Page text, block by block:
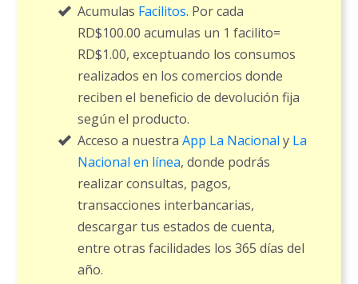
Acumulas Facilitos. Por cada
RD$100.00 acumulas un 1 facilito=
RD$1.00, exceptuando los consumos
realizados en los comercios donde
reciben el beneficio de devolución fija
según el producto.
Acceso a nuestra App La Nacional y La
Nacional en línea, donde podrás
realizar consultas, pagos,
transacciones interbancarias,
descargar tus estados de cuenta,
entre otras facilidades los 365 días del
año.